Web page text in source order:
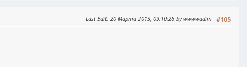
#105
Last Edit: 20 Марта 2013, 09:10:26 by wwwwadim